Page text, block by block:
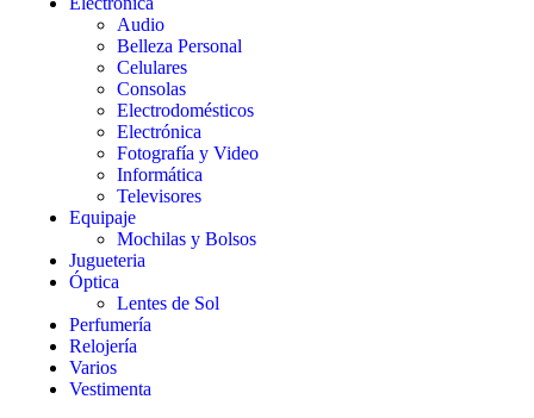
Audio
Belleza Personal
Celulares
Consolas
Electrodomésticos
Electrónica
Fotografía y Video
Informática
Televisores
Equipaje
Mochilas y Bolsos
Jugueteria
Óptica
Lentes de Sol
Perfumería
Relojería
Varios
Vestimenta